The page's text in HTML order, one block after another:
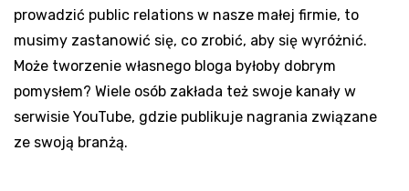
prowadzić public relations w nasze małej firmie, to
musimy zastanowić się, co zrobić, aby się wyróżnić.
Może tworzenie własnego bloga byłoby dobrym
pomysłem? Wiele osób zakłada też swoje kanały w
serwisie YouTube, gdzie publikuje nagrania związane
ze swoją branżą.